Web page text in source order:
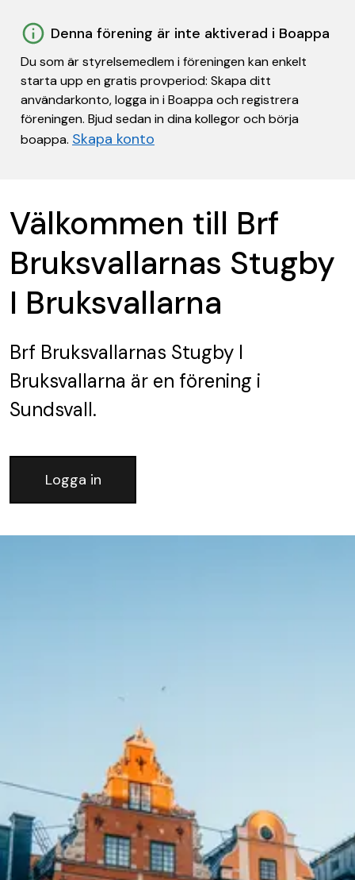
Denna förening är inte aktiverad i Boappa
Du som är styrelsemedlem i föreningen kan enkelt
starta upp en gratis provperiod: Skapa ditt
användarkonto, logga in i Boappa och registrera
föreningen. Bjud sedan in dina kollegor och börja
boappa. Skapa konto
Välkommen till Brf
Bruksvallarnas Stugby
I Bruksvallarna
Brf Bruksvallarnas Stugby I
Bruksvallarna är en förening i
Sundsvall.
Logga in